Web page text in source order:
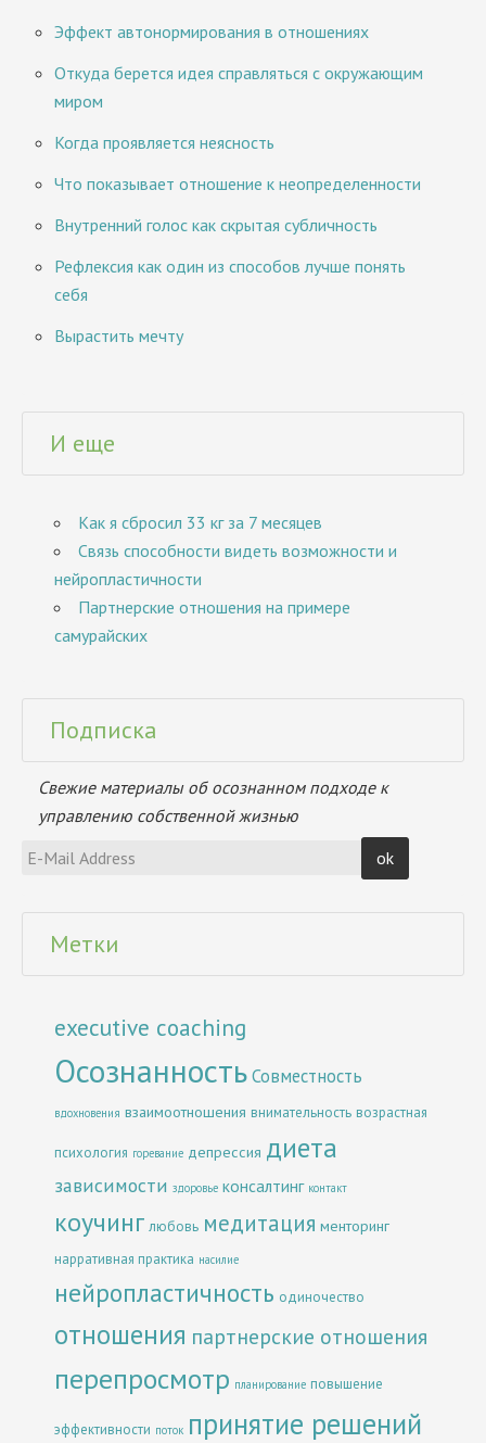
Эффект автонормирования в отношениях
Откуда берется идея справляться с окружающим
миром
Когда проявляется неясность
Что показывает отношение к неопределенности
Внутренний голос как скрытая субличность
Рефлексия как один из способов лучше понять
себя
Вырастить мечту
И еще
Как я сбросил 33 кг за 7 месяцев
Связь способности видеть возможности и
нейропластичности
Партнерские отношения на примере
самурайских
Подписка
Свежие материалы об осознанном подходе к
управлению собственной жизнью
Метки
executive coaching
ОсознанностьСовместность
вдохновения взаимоотношения внимательность возрастная
психология горевание депрессия диета
зависимости здоровье консалтинг контакт
коучинг любовь медитация менторинг
нарративная практика насилие
нейропластичность одиночество
отношения партнерские отношения
перепросмотр планирование повышение
эффективности поток принятие решений